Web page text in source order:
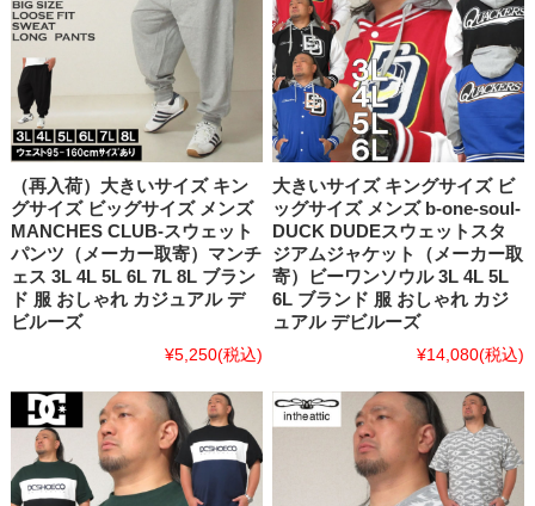
（再入荷）大きいサイズ キン
グサイズ ビッグサイズ メンズ
MANCHES CLUB-スウェット
パンツ（メーカー取寄）マンチ
ェス 3L 4L 5L 6L 7L 8L ブラン
ド 服 おしゃれ カジュアル デ
ビルーズ
¥5,250(税込)
大きいサイズ キングサイズ ビ
ッグサイズ メンズ b-one-soul-
DUCK DUDEスウェットスタ
ジアムジャケット（メーカー取
寄）ビーワンソウル 3L 4L 5L
6L ブランド 服 おしゃれ カジ
ュアル デビルーズ
¥14,080(税込)